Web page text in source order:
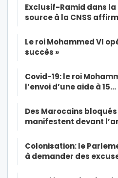
Exclusif-Ramid dans
source à la CNSS
Le roi Mohammed VI
succès »
Covid-19: le roi
l’envoi d’une aide à 15…
Des Marocains
manifestent devant
Colonisation: le
à demander des